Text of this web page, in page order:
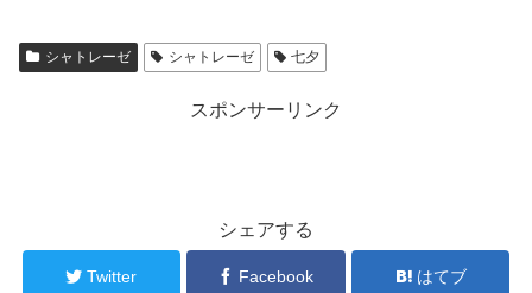
シャトレーゼ シャトレーゼ 七夕
スポンサーリンク
シェアする
Twitter Facebook はてブ